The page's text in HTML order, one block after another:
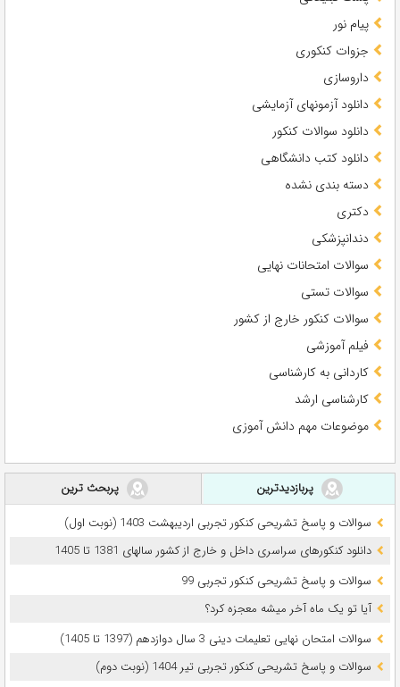
پیام نور
جزوات کنکوری
داروسازی
دانلود آزمونهای آزمایشی
دانلود سوالات کنکور
دانلود کتب دانشگاهی
دسته بندی نشده
دکتری
دندانپزشکی
سوالات امتحانات نهایی
سوالات تستی
سوالات کنکور خارج از کشور
فیلم آموزشی
کاردانی به کارشناسی
کارشناسی ارشد
موضوعات مهم دانش آموزی
پربازدیدترین
پربحث ترین
سوالات و پاسخ تشریحی کنکور تجربی اردیبهشت 1403 (نوبت اول)
دانلود کنکورهای سراسری داخل و خارج از کشور سالهای 1381 تا 1405
سوالات و پاسخ تشریحی کنکور تجربی 99
آیا تو یک ماه آخر میشه معجزه کرد؟
سوالات امتحان نهایی تعلیمات دینی 3 سال دوازدهم (1397 تا 1405)
سوالات و پاسخ تشریحی کنکور تجربی تیر 1404 (نوبت دوم)